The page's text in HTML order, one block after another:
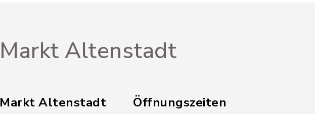
Markt Altenstadt
Markt Altenstadt Öffnungszeiten